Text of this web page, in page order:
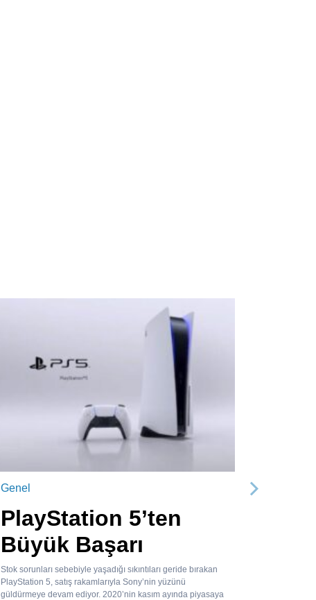
Genel
PlayStation 5’ten
Büyük Başarı
Stok sorunları sebebiyle yaşadığı sıkıntıları geride bırakan
PlayStation 5, satış rakamlarıyla Sony’nin yüzünü
güldürmeye devam ediyor. 2020’nin kasım ayında piyasaya
Sonraki